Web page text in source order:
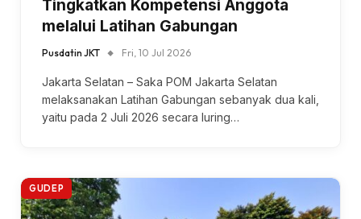
Tingkatkan Kompetensi Anggota
melalui Latihan Gabungan
Pusdatin JKT Fri, 10 Jul 2026
Jakarta Selatan – Saka POM Jakarta Selatan
melaksanakan Latihan Gabungan sebanyak dua kali,
yaitu pada 2 Juli 2026 secara luring…
GUDEP